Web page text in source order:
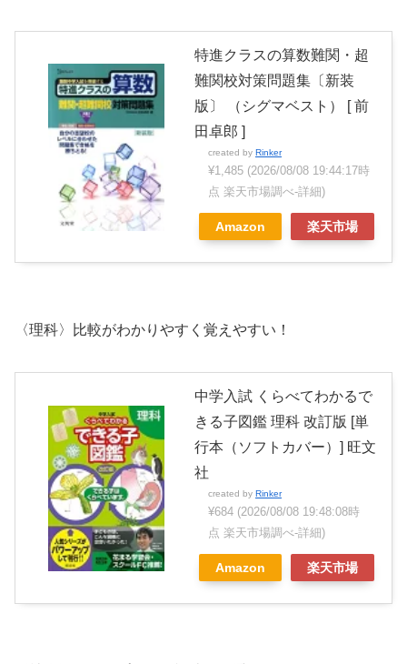
特進クラスの算数難関・超
難関校対策問題集〔新装
版〕 （シグマベスト） [ 前
田卓郎 ]
created by Rinker
¥1,485 (2026/08/08 19:44:17時
点 楽天市場調べ-詳細)
Amazon 楽天市場
〈理科〉比較がわかりやすく覚えやすい！
中学入試 くらべてわかるで
きる子図鑑 理科 改訂版 [単
行本（ソフトカバー）] 旺文
社
created by Rinker
¥684 (2026/08/08 19:48:08時
点 楽天市場調べ-詳細)
Amazon 楽天市場